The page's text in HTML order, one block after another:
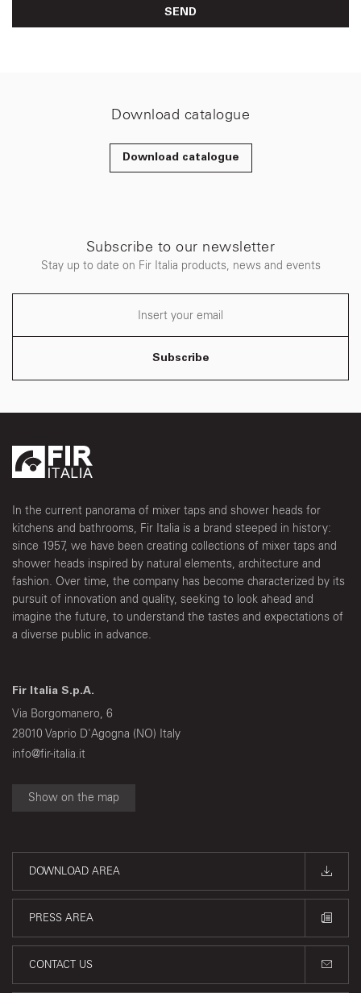
SEND
Download catalogue
Download catalogue
Subscribe to our newsletter
Stay up to date on Fir Italia products, news and events
Subscribe
In the current panorama of mixer taps and shower heads for
kitchens and bathrooms, Fir Italia is a brand steeped in history:
since 1957, we have been creating collections of mixer taps and
shower heads inspired by natural elements, architecture and
fashion. Over time, the company has become characterized by its
pursuit of innovation and quality, seeking to look ahead and
imagine the future, to understand the tastes and expectations of
a diverse public in advance.
Fir Italia S.p.A.
Via Borgomanero, 6
28010 Vaprio D'Agogna (NO) Italy
info@fir-italia.it
Show on the map
DOWNLOAD AREA
PRESS AREA
CONTACT US